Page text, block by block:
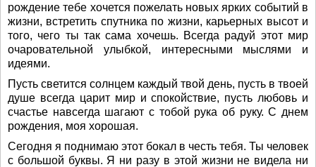
рождение тебе хочется пожелать новых ярких событий в
жизни, встретить спутника по жизни, карьерных высот и
того, чего ты так сама хочешь. Всегда радуй этот мир
очаровательной улыбкой, интересными мыслями и
идеями.
Пусть светится солнцем каждый твой день, пусть в твоей
душе всегда царит мир и спокойствие, пусть любовь и
счастье навсегда шагают с тобой рука об руку. С днем
рождения, моя хорошая.
Сегодня я поднимаю этот бокал в честь тебя. Ты человек
с большой буквы. Я ни разу в этой жизни не видела ни